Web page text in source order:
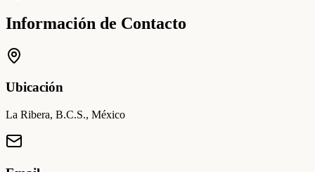
Información de Contacto
Ubicación
La Ribera, B.C.S., México